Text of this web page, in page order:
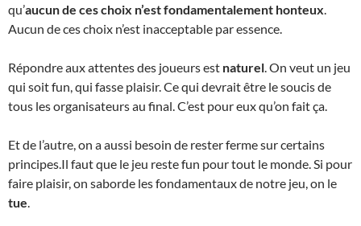
qu’aucun de ces choix n’est fondamentalement honteux.
Aucun de ces choix n’est inacceptable par essence.
Répondre aux attentes des joueurs est naturel. On veut un jeu
qui soit fun, qui fasse plaisir. Ce qui devrait être le soucis de
tous les organisateurs au final. C’est pour eux qu’on fait ça.
Et de l’autre, on a aussi besoin de rester ferme sur certains
principes.Il faut que le jeu reste fun pour tout le monde. Si pour
faire plaisir, on saborde les fondamentaux de notre jeu, on le
tue.